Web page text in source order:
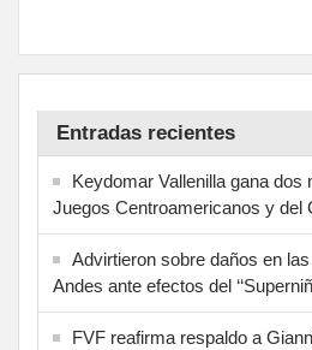
Entradas recientes
Keydomar Vallenilla gana dos
Juegos Centroamericanos y del
Advirtieron sobre daños en
Andes ante efectos del
FVF reafirma respaldo a